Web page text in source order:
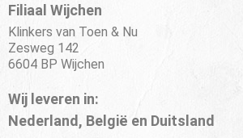
Filiaal Wijchen
Klinkers van Toen & Nu
Zesweg 142
6604 BP Wijchen
Wij leveren in:
Nederland, België en Duitsland